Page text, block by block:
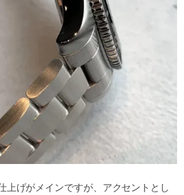
上げがメインですが、アクセントとし